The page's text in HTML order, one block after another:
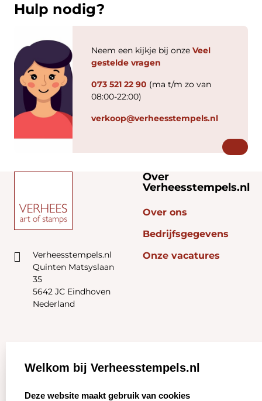
Hulp nodig?
Neem een kijkje bij onze Veel
gestelde vragen
073 521 22 90 (ma t/m zo van
08:00-22:00)
verkoop@verheesstempels.nl
Verheesstempels.nl
Quinten Matsyslaan
35
5642 JC Eindhoven
Nederland
Over
Verheesstempels.nl
Over ons
Bedrijfsgegevens
Onze vacatures
Zakelijk: Klantenservice:
Welkom bij Verheesstempels.nl
Deze website maakt gebruik van cookies